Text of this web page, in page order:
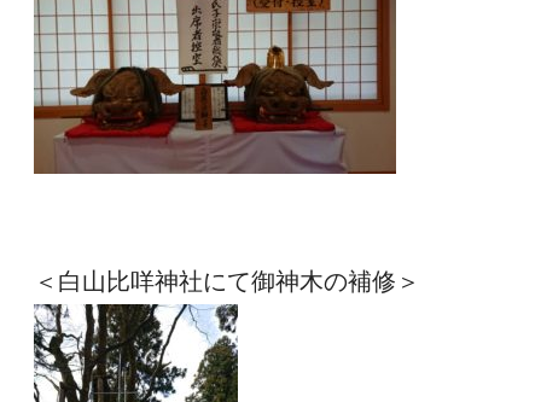
＜白山比咩神社にて御神木の補修＞